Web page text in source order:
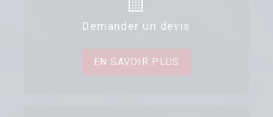
Demander un devis
EN SAVOIR PLUS